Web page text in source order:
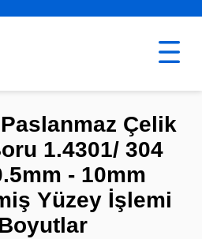
Çelik
1.4301/ 304
- 10mm
Yüzey İşlemi